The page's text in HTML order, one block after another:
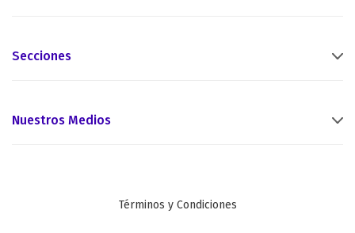
Secciones
Nuestros Medios
Términos y Condiciones